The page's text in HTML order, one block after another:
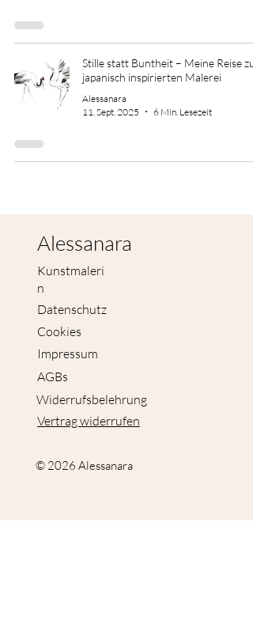
Stille statt Buntheit – Meine Reise zur
japanisch inspirierten Malerei
Alessanara
11. Sept. 2025
6 Min. Lesezeit
Alessanara
Kunstmaleri
n
Datenschutz
Cookies
Impressum
AGBs
Widerrufsbelehrung
Vertrag widerrufen
© 2026 Alessanara